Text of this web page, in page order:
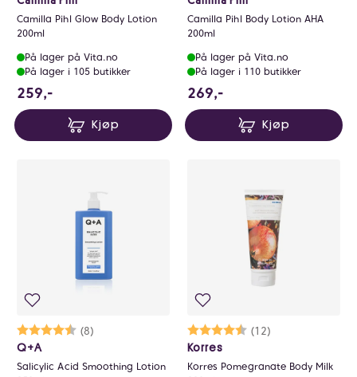
Camilla Pihl Glow Body Lotion
200ml
På lager på Vita.no
På lager i 105 butikker
259,-
Kjøp
Camilla Pihl Body Lotion AHA
200ml
På lager på Vita.no
På lager i 110 butikker
269,-
Kjøp
Karakter:
(8)
4.5 av 5 mulige
Q+A
Salicylic Acid Smoothing Lotion
Karakter:
(12)
4.8 av 5 mulige
Korres
Korres Pomegranate Body Milk